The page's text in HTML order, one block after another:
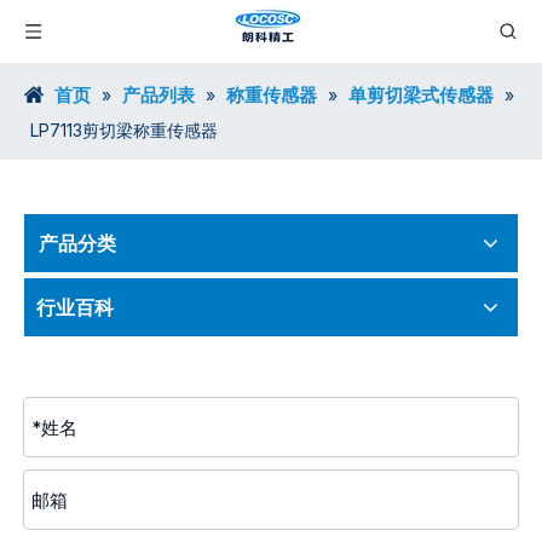
首页 » 产品列表 » 称重传感器 » 单剪切梁式传感器 »
LP7113剪切梁称重传感器
产品分类
行业百科